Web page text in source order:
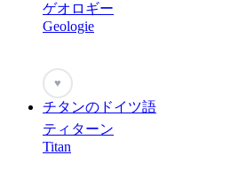
ゲオロギー
Geologie
♥
チタンのドイツ語
ティターン
Titan